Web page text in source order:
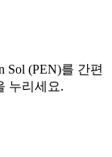
Sol (PEN)를 간편
누리세요.